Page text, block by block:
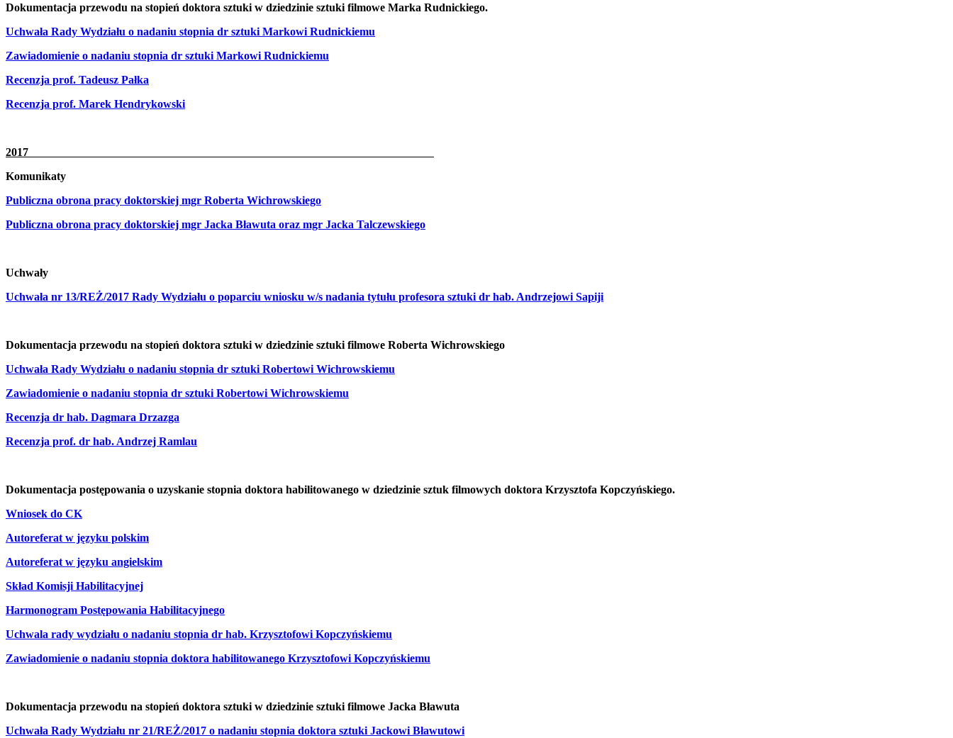
Dokumentacja przewodu na stopień doktora sztuki w dziedzinie sztuki filmowe Marka Rudnickiego.
Uchwała Rady Wydziału o nadaniu stopnia dr sztuki Markowi Rudnickiemu
Zawiadomienie o nadaniu stopnia dr sztuki Markowi Rudnickiemu
Recenzja prof. Tadeusz Pałka
Recenzja prof. Marek Hendrykowski
2017
Komunikaty
Publiczna obrona pracy doktorskiej mgr Roberta Wichrowskiego
Publiczna obrona pracy doktorskiej mgr Jacka Bławuta oraz mgr Jacka Talczewskiego
Uchwały
Uchwała nr 13/REŻ/2017 Rady Wydziału o poparciu wniosku w/s nadania tytułu profesora sztuki dr hab. Andrzejowi Sapiji
Dokumentacja przewodu na stopień doktora sztuki w dziedzinie sztuki filmowe Roberta Wichrowskiego
Uchwała Rady Wydziału o nadaniu stopnia dr sztuki Robertowi Wichrowskiemu
Zawiadomienie o nadaniu stopnia dr sztuki Robertowi Wichrowskiemu
Recenzja dr hab. Dagmara Drzazga
Recenzja prof. dr hab. Andrzej Ramlau
Dokumentacja postępowania o uzyskanie stopnia doktora habilitowanego w dziedzinie sztuk filmowych doktora Krzysztofa Kopczyńskiego.
Wniosek do CK
Autoreferat w języku polskim
Autoreferat w języku angielskim
Skład Komisji Habilitacyjnej
Harmonogram Postępowania Habilitacyjnego
Uchwala rady wydziału o nadaniu stopnia dr hab. Krzysztofowi Kopczyńskiemu
Zawiadomienie o nadaniu stopnia doktora habilitowanego Krzysztofowi Kopczyńskiemu
Dokumentacja przewodu na stopień doktora sztuki w dziedzinie sztuki filmowe Jacka Bławuta
Uchwała Rady Wydziału nr 21/REŻ/2017 o nadaniu stopnia doktora sztuki Jackowi Bławutowi